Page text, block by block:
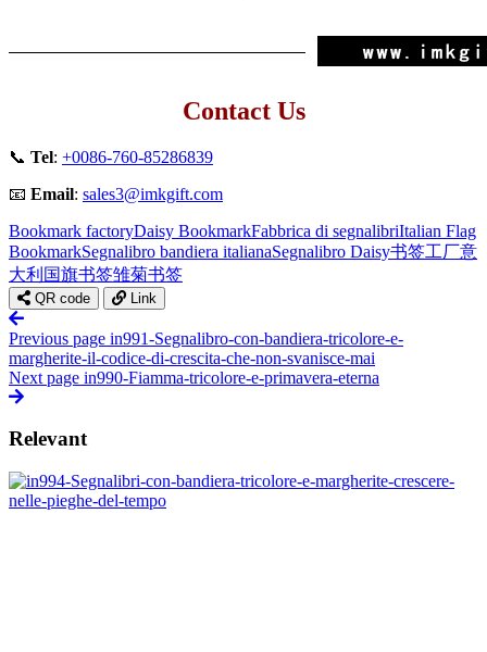
Contact Us
📞 Tel: +0086-760-85286839
📧 Email: sales3@imkgift.com
Bookmark factoryDaisy BookmarkFabbrica di segnalibriItalian Flag
BookmarkSegnalibro bandiera italianaSegnalibro Daisy书签工厂意
大利国旗书签雏菊书签
QR code Link
Previous page in991-Segnalibro-con-bandiera-tricolore-e-
margherite-il-codice-di-crescita-che-non-svanisce-mai
Next page in990-Fiamma-tricolore-e-primavera-eterna
Relevant